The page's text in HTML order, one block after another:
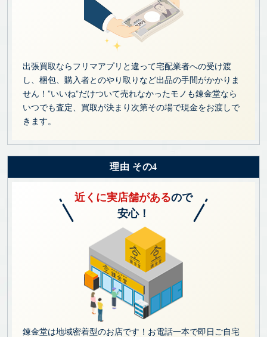
出張買取ならフリマアプリと違って宅配業者への受け渡
し、梱包、購入者とのやり取りなど出品の手間がかかりま
せん！”いいね”だけついて売れなかったモノも錬金堂なら
いつでも査定、買取が決まり次第その場で現金をお渡しで
きます。
理由 その4
近くに実店舗があるので
安心！
錬金堂は地域密着型のお店です！お電話一本で即日ご自宅